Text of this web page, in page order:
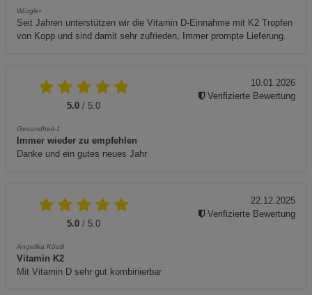
Würgler
Seit Jahren unterstützen wir die Vitamin D-Einnahme mit K2 Tropfen
von Kopp und sind damit sehr zufrieden, Immer prompte Lieferung.
5.0 / 5.0
Gesundheit-1
Immer wieder zu empfehlen
Danke und ein gutes neues Jahr
10.01.2026
Verifizierte Bewertung
5.0 / 5.0
Angelika Köstli
Vitamin K2
Mit Vitamin D sehr gut kombinierbar
22.12.2025
Verifizierte Bewertung